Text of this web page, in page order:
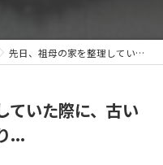
先日、祖母の家を整理していた際に、古い物品がいくつか見つかり...
ていた際に、古い
...